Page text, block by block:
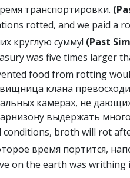
транспортировки.
rotted, and we paid a
круглую сумму! (Past
was five times larger
food from rotting
клана
камерах, не
выдержать
conditions, broth will rot
время портится,
on the earth was